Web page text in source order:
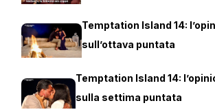
Temptation Island 14:
sull’ottava puntata
Temptation Island 14:
sulla settima puntata